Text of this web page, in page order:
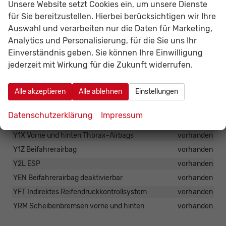
Y0M Aufmerksamkeitswarner für den Fahrer
vorhanden
Y1K Fahrspurhalte-Assistent
vorhanden
Y2C Geschwindigkeitsregelanlage mit
Geschwindigkeitsbegrenzer
vorhanden
YYD Aktive Sicherheitsbremse
vorhanden
Y0A Hupe
vorhanden
Y1X Vorne und hinten Thorax-Airbags
vorhanden
Y1Z Beifahrerairbag
vorhanden
Y2L ESP
vorhanden
YEN Beifahrerairbag deaktivierbar
vorhanden
YFT Indirektes Reifendruckkontrollsystem
vorhanden
YRM Scheibenbremsen vorne und hinten
vorhanden
Unsere Website setzt Cookies ein, um unsere Dienste
für Sie bereitzustellen. Hierbei berücksichtigen wir Ihre
Auswahl und verarbeiten nur die Daten für Marketing,
Analytics und Personalisierung, für die Sie uns Ihr
Einverständnis geben. Sie können Ihre Einwilligung
jederzeit mit Wirkung für die Zukunft widerrufen.
Alle akzeptieren Alle ablehnen Einstellungen
Datenschutzerklärung Impressum